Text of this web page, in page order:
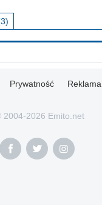
Prywatność Reklama
2004-2026 Emito.net